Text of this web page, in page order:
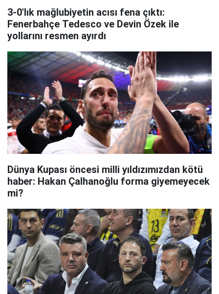
3-0'lık mağlubiyetin acısı fena çıktı:
Fenerbahçe Tedesco ve Devin Özek ile
yollarını resmen ayırdı
Dünya Kupası öncesi milli yıldızımızdan kötü
haber: Hakan Çalhanoğlu forma giyemeyecek
mi?